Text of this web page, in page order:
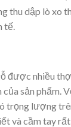
thu dập lò xo
tế.
được nhiều
sản phẩm.
trọng lượng
và cầm tay